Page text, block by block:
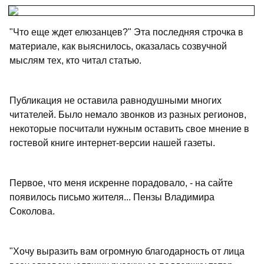
"Что еще ждет елюзанцев?" Эта последняя строчка в
материале, как выяснилось, оказалась созвучной
мыслям тех, кто читал статью.
Публикация не оставила равнодушными многих
читателей. Было немало звонков из разных регионов,
некоторые посчитали нужным оставить свое мнение в
гостевой книге интернет-версии нашей газеты.
Первое, что меня искренне порадовало, - на сайте
появилось письмо жителя... Пензы Владимира
Соколова.
"Хочу выразить вам огромную благодарность от лица